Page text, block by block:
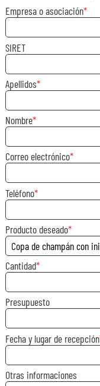
Empresa o asociación
SIRET
Apellidos
Nombre
Correo electrónico
Teléfono
Producto deseado
Cantidad
Presupuesto
Fecha y lugar de recepción
Otras informaciones